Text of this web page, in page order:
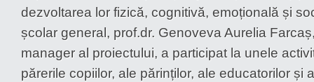
dezvoltarea lor fizică, cognitivă, emoțională și
școlar general, prof.dr. Genoveva Aurelia
manager al proiectului, a participat la unele
părerile copiilor, ale părinților, ale educatorilor și